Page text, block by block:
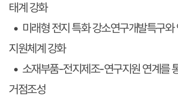
태계 강화
• 미래형 전지 특화 강소연구개발특구와
지원체계 강화
• 소재부품-전지제조-연구지원 연계를
거점조성